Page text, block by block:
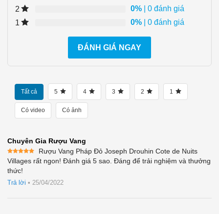
2
0% | 0 đánh giá
1
0% | 0 đánh giá
ĐÁNH GIÁ NGAY
Tất cả 5 4 3 2 1
Có video Có ảnh
Chuyên Gia Rượu Vang
Được xếp
hạng55
sao
Rượu Vang Pháp Đỏ Joseph Drouhin Cote de Nuits
Villages rất ngon! Đánh giá 5 sao. Đáng để trải nghiệm và thưởng
thức!
Trả lời • 25/04/2022